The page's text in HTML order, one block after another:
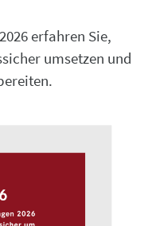
erfahren Sie,
umsetzen und